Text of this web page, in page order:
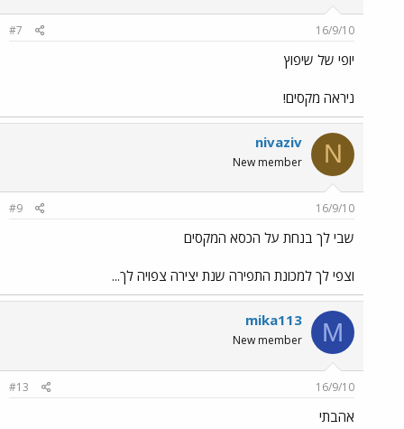
16/9/10
#7
יופי של שיפוץ
ניראה מקסים!
N
nivaziv
New member
16/9/10
#9
שבי לך בנחת על הכסא המקסים
וצפי לך למכונת התפירה שנת יצירה צפויה לך...
M
mika113
New member
16/9/10
#13
אהבתי